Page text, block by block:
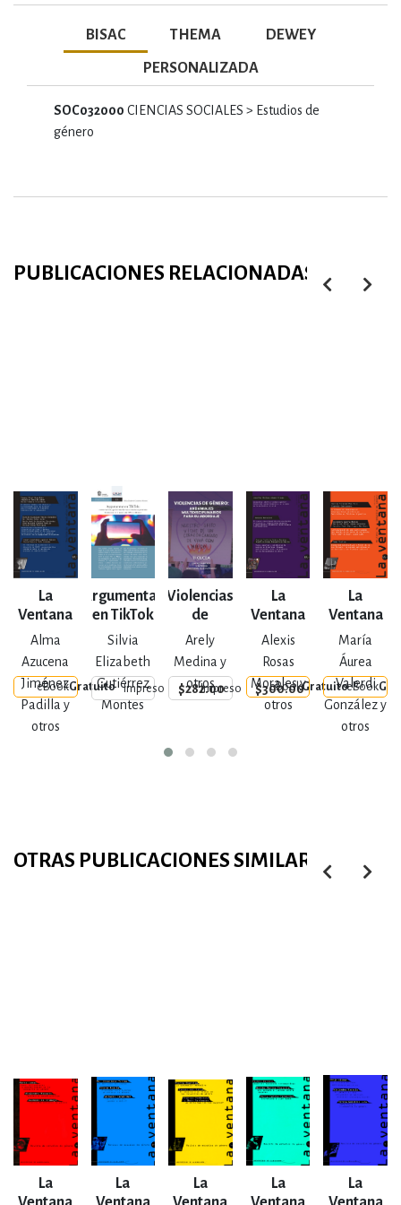
BISAC THEMA DEWEY
PERSONALIZADA
SOC032000 CIENCIAS SOCIALES > Estudios de
género
PUBLICACIONES RELACIONADAS
La
Ventana
Núm. 63
Alma
Azucena
Jiménez
Padilla y
otros
eBookGratuito
Argumentar
en TikTok
Silvia
Elizabeth
Gutiérrez
Montes
Impreso $282.00
Violencias
de
Género
Arely
Medina y
otrosImpreso $300.00
La
Ventana
Núm. 64
Alexis
Rosas
Morales y
otros
eBookGratuito
La
Ventana
Núm. 61
María
Áurea
Valerdi
González y
otros
eBook
OTRAS PUBLICACIONES SIMILARES
La
La
La
La
La